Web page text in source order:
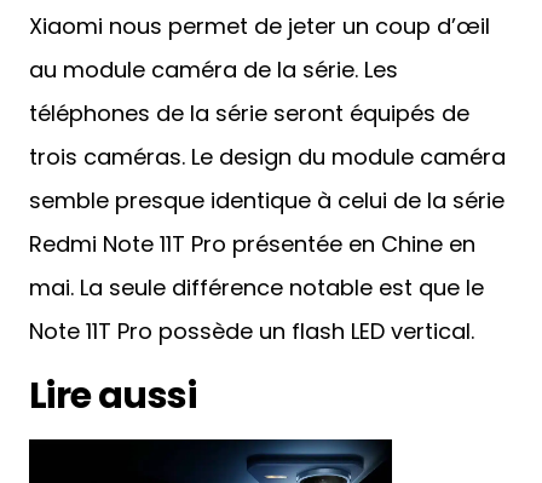
Xiaomi nous permet de jeter un coup d’œil
au module caméra de la série. Les
téléphones de la série seront équipés de
trois caméras. Le design du module caméra
semble presque identique à celui de la série
Redmi Note 11T Pro présentée en Chine en
mai. La seule différence notable est que le
Note 11T Pro possède un flash LED vertical.
Lire aussi